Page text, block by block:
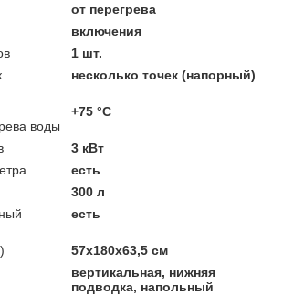
от перегрева
включения
1 шт.
несколько точек (напорный)
воды
+75 °С
3 кВт
есть
300 л
есть
57x180x63,5 см
вертикальная, нижняя
подводка, напольный